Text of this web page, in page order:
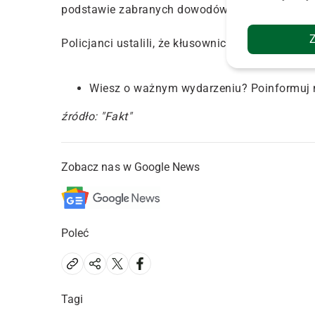
podstawie zabranych dowodów całej trójce
Policjanci ustalili, że kłusownicy patroszyli
Wiesz o ważnym wydarzeniu? Poinformuj
źródło: "Fakt"
Zobacz nas w Google News
Poleć
Tagi